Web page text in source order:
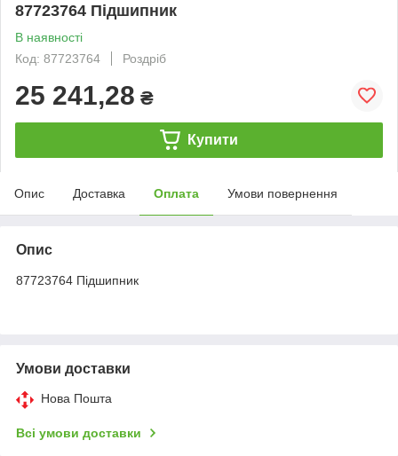
87723764 Підшипник
В наявності
Код: 87723764
Роздріб
25 241,28 ₴
Купити
Опис Доставка Оплата Умови повернення
Опис
87723764 Підшипник
Умови доставки
Нова Пошта
Всі умови доставки